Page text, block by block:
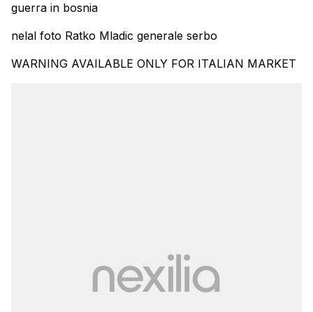
guerra in bosnia
nelal foto Ratko Mladic generale serbo
WARNING AVAILABLE ONLY FOR ITALIAN MARKET